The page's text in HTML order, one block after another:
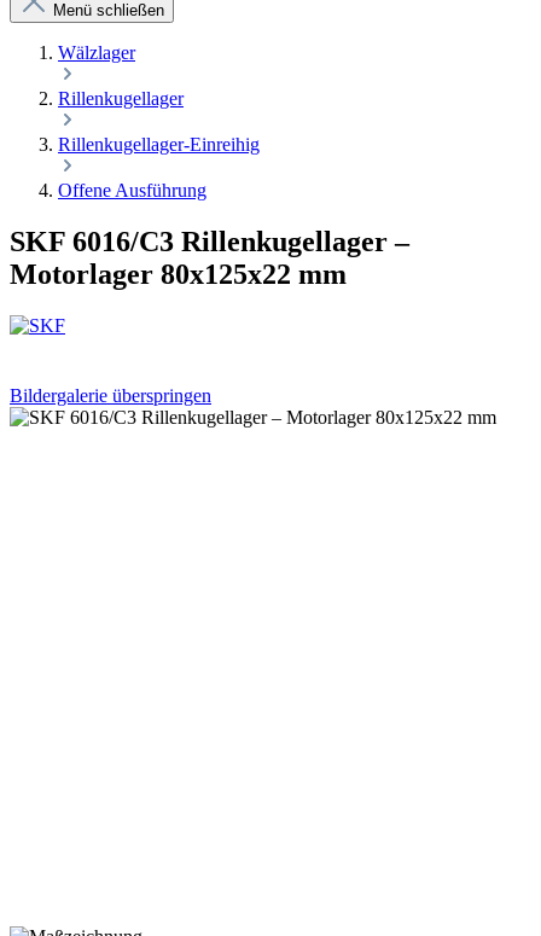
Menü schließen
Wälzlager
Rillenkugellager
Rillenkugellager-Einreihig
Offene Ausführung
SKF 6016/C3 Rillenkugellager –
Motorlager 80x125x22 mm
Bildergalerie überspringen